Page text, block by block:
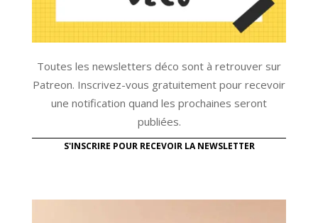
Toutes les newsletters déco sont à retrouver sur
Patreon. Inscrivez-vous gratuitement pour recevoir
une notification quand les prochaines seront
publiées.
S'INSCRIRE POUR RECEVOIR LA NEWSLETTER